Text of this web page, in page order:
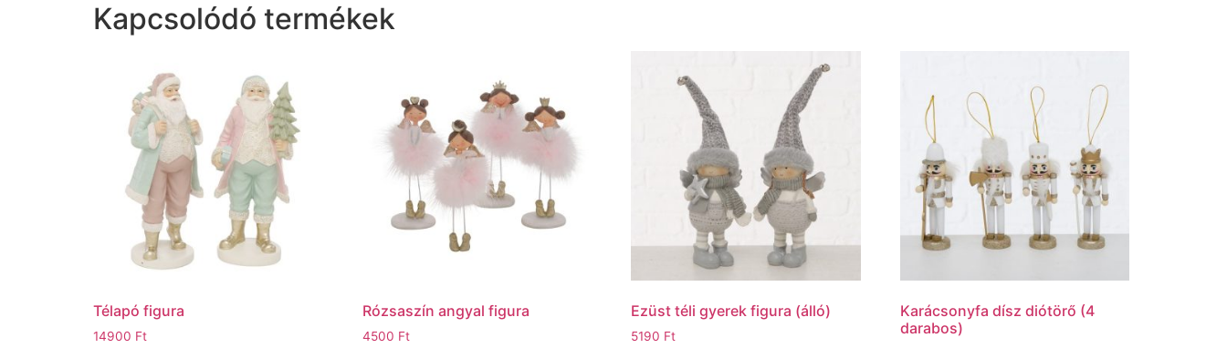
Kapcsolódó termékek
Télapó figura
14900 Ft
Rózsaszín angyal figura
4500 Ft
Ezüst téli gyerek figura (álló)
5190 Ft
Karácsonyfa dísz diótörő (4
darabos)